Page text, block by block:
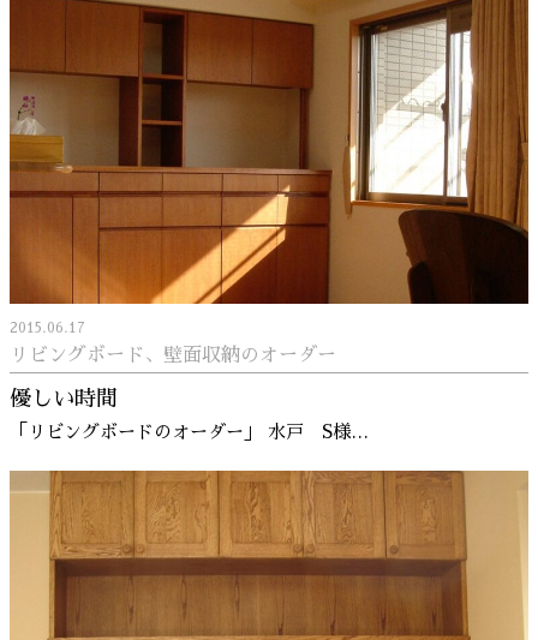
2015.06.17
リビングボード、壁面収納のオーダー
優しい時間
「リビングボードのオーダー」 水戸 S様…